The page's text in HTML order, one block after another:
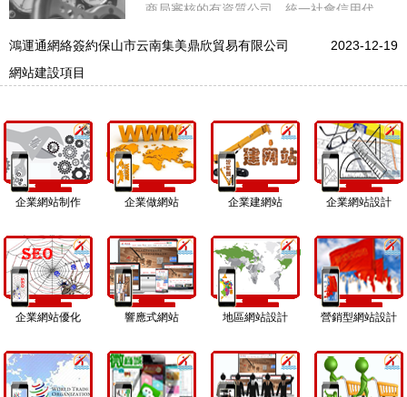
種屬于仿制和定制型網站，是根據功能
商局審核的有資質公司，統一社會信用代
信部和云南省通信管理局審核通過ICP備
用型所有配置外、特別值得關注的是增設了
鴻運通網絡簽約保山市云南集美鼎欣貿易有限公司
網站建設項目
2023-12-19
企業網站制作 企業做網站 企業建網站 企業網站設計
企業網站優化 響應式網站 地區網站設計 營銷型網站設計